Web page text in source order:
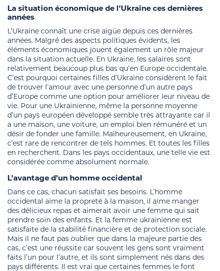
La situation économique de l’Ukraine ces dernières
années
L’Ukraine connaît une crise aigüe depuis ces dernières
années. Malgré des aspects politiques évidents, les
éléments économiques jouent également un rôle majeur
dans la situation actuelle. En Ukraine, les salaires sont
relativement beaucoup plus bas qu’en Europe occidentale.
C’est pourquoi certaines filles d’Ukraine considèrent le fait
de trouver l’amour avec une personne d’un autre pays
d’Europe comme une option pour améliorer leur niveau de
vie. Pour une Ukrainienne, même la personne moyenne
d’un pays européen développé semble très attrayante car il
a une maison, une voiture, un emploi bien rémunéré et un
désir de fonder une famille. Malheureusement, en Ukraine,
c’est rare de rencontrer de tels hommes. Et toutes les filles
en recherchent. Dans les pays occidentaux, une telle vie est
considérée comme absolument normale.
L’avantage d’un homme occidental
Dans ce cas, chacun satisfait ses besoins. L’homme
occidental aime la propreté à la maison, il aime manger
des délicieux repas et aimerait avoir une femme qui sait
prendre soin des enfants. Et la femme ukrainienne est
satisfaite de la stabilité financière et de protection sociale.
Mais il ne faut pas oublier que dans la majeure partie des
cas, c’est une réussite car souvent les gens sont vraiment
faits l’un pour l’autre, et ils sont simplement nés dans des
pays différents. Il est vrai que certaines femmes le font